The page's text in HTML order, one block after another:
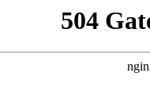
504